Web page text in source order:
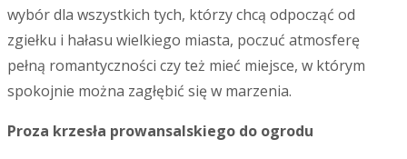
wybór dla wszystkich tych, którzy chcą odpocząć od
zgiełku i hałasu wielkiego miasta, poczuć atmosferę
pełną romantyczności czy też mieć miejsce, w którym
spokojnie można zagłębić się w marzenia.
Proza krzesła prowansalskiego do ogrodu